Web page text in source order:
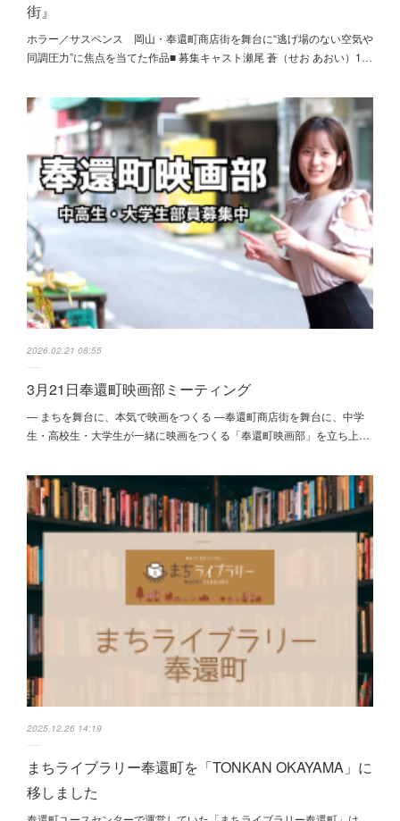
街』
ホラー／サスペンス 岡山・奉還町商店街を舞台に“逃げ場のない空気や
同調圧力”に焦点を当てた作品■ 募集キャスト瀬尾 蒼（せお あおい）1…
2026.02.21 08:55
3月21日奉還町映画部ミーティング
― まちを舞台に、本気で映画をつくる ―奉還町商店街を舞台に、中学
生・高校生・大学生が一緒に映画をつくる「奉還町映画部」を立ち上…
2025.12.26 14:19
まちライブラリー奉還町を「TONKAN OKAYAMA」に
移しました